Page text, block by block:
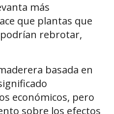
más
que plantas que
rebrotar,
basada en
económicos, pero
sobre los efectos